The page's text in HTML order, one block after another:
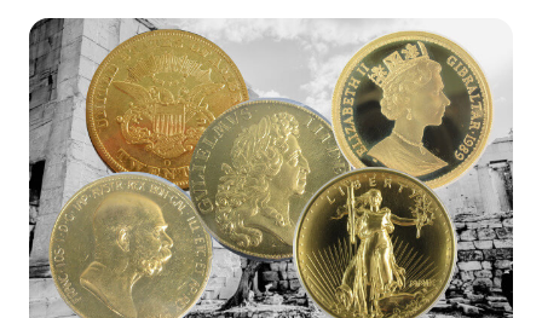
り扱い注意点
絶対にやってはいけない「洗浄（クリー
ニング）」
適切な保管環境と持ち方
アンティークコインを高く売るなら「買
取福ちゃん」へ
まとめ
6
Q&A：アンティークコイン買取のよくある